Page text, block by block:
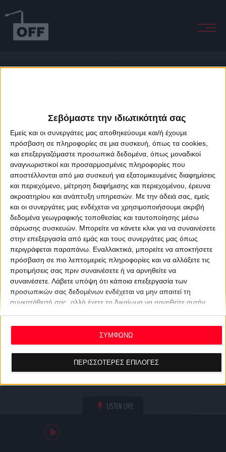
Σεβόμαστε την ιδιωτικότητά σας
Εμείς και οι συνεργάτες μας αποθηκεύουμε και/ή έχουμε
πρόσβαση σε πληροφορίες σε μια συσκευή, όπως τα cookies,
και επεξεργαζόμαστε προσωπικά δεδομένα, όπως μοναδικοί
αναγνωριστικοί και προσαρμοσμένες πληροφορίες που
αποστέλλονται από μια συσκευή για εξατομικευμένες διαφημίσεις
και περιεχόμενο, μέτρηση διαφήμισης και περιεχομένου, έρευνα
ακροατηρίου και ανάπτυξη υπηρεσιών. Με την άδειά σας, εμείς
και οι συνεργάτες μας ενδέχεται να χρησιμοποιήσουμε ακριβή
δεδομένα γεωγραφικής τοποθεσίας και ταυτοποίησης μέσω
σάρωσης συσκευών. Μπορείτε να κάνετε κλικ για να συναινέσετε
στην επεξεργασία από εμάς και τους συνεργάτες μας όπως
περιγράφεται παραπάνω. Εναλλακτικά, μπορείτε να αποκτήσετε
πρόσβαση σε πιο λεπτομερείς πληροφορίες και να αλλάξετε τις
προτιμήσεις σας πριν συναινέσετε ή να αρνηθείτε να
συναινέσετε. Λάβετε υπόψη ότι κάποια επεξεργασία των
προσωπικών σας δεδομένων ενδέχεται να μην απαιτεί τη
συγκατάθεσή σας, αλλά έχετε το δικαίωμα να αρνηθείτε αυτήν
ανακαλέσετε τη συγκατάθεσή σας ανά πάσα στιγμή
επιστρέφοντας σε αυτόν τον ιστότοπο και κάνοντας κλικ στο
κουμπί "Απορρήτου" στο κάτω μέρος της ιστοσελίδας.
ΠΕΡΙΣΣΟΤΕΡΕΣ ΕΠΙΛΟΓΕΣ
ΣΥΜΦΩΝΩ
LISTEN LIVE
About Offradio Business Class Terms & Conditions
Privacy Policy
Designed & developed byporcupine colors&Fotis Alexandrou